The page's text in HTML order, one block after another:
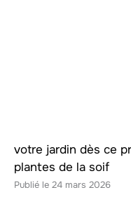
votre jardin dès ce
plantes de la soif
24 mars 2026